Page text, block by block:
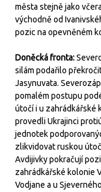
města stejně jako
východně od
pozic na opevněném
Doněcká fronta:
silám podařilo
Jasynuvata.
pomalém postupu
útočí i u zahrádkářské
provedli Ukrajinci
jednotek
zlikvidovat ruskou
Avdijivky pokračují
zahrádkářské kolonie
Vodjane a u